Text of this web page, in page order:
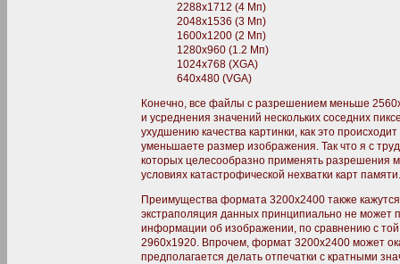
2288x1712 (4 Мп)
2048x1536 (3 Мп)
1600x1200 (2 Мп)
1280x960 (1.2 Мп)
1024x768 (XGA)
640x480 (VGA)
Конечно, все файлы с разрешением меньше
и усреднения значений нескольких соседних
ухудшению качества картинки, как это
уменьшаете размер изображения. Так что я с
которых целесообразно применять разрешения
условиях катастрофической нехватки карт
Преимущества формата 3200х2400 также
экстраполяция данных принципиально не может
информации об изображении, по сравнению с
2960х1920. Впрочем, формат 3200х2400 может
предполагается делать отпечатки с кратными